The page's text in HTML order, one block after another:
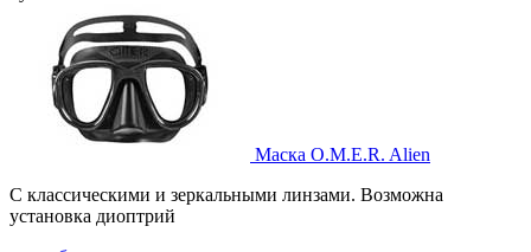
Маска O.M.E.R. Alien
С классическими и зеркальными линзами. Возможна
установка диоптрий